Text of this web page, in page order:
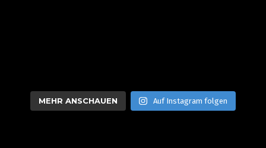
MEHR ANSCHAUEN Auf Instagram folgen